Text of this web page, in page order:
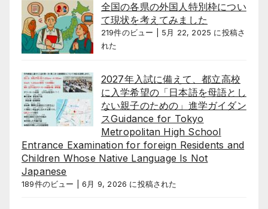
全国の各県の外国人特別枠につい
て現状を考えてみました
219件のビュー
5月 22, 2025 に投稿さ
れた
2027年入試に備えて、都立高校
に入学希望の「日本語を母語とし
ない親子のための」進学ガイダン
スGuidance for Tokyo
Metropolitan High School
Entrance Examination for foreign Residents and
Children Whose Native Language Is Not
Japanese
189件のビュー |6月 9, 2026 に投稿された